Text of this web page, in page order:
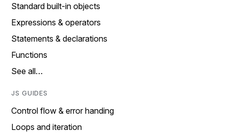
Standard built-in objects
Expressions & operators
Statements & declarations
Functions
See all…
JS GUIDES
Control flow & error handing
Loops and iteration